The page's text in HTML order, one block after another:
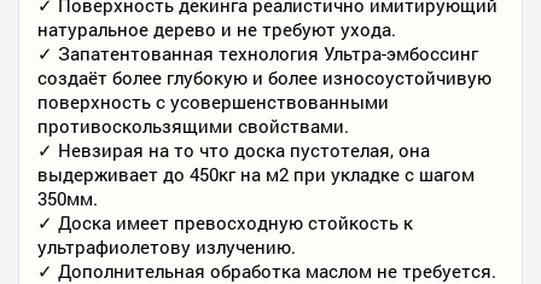
✓ Поверхность декинга реалистично имитирующий
натуральное дерево и не требуют ухода.
✓ Запатентованная технология Ультра-эмбоссинг
создаёт более глубокую и более износоустойчивую
поверхность с усовершенствованными
противоскользящими свойствами.
✓ Невзирая на то что доска пустотелая, она
выдерживает до 450кг на м2 при укладке с шагом
350мм.
✓ Доска имеет превосходную стойкость к
ультрафиолетову излучению.
✓ Дополнительная обработка маслом не требуется.